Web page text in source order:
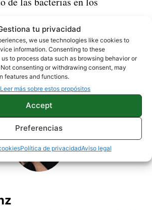
tu privacidad
we use technologies like cookies to
information. Consenting to these
to process data such as browsing behavior or
consenting or withdrawing consent, may
features and functions.
Leer más sobre estos propósitos
Accept
Preferencias
Política de privacidadAviso legal